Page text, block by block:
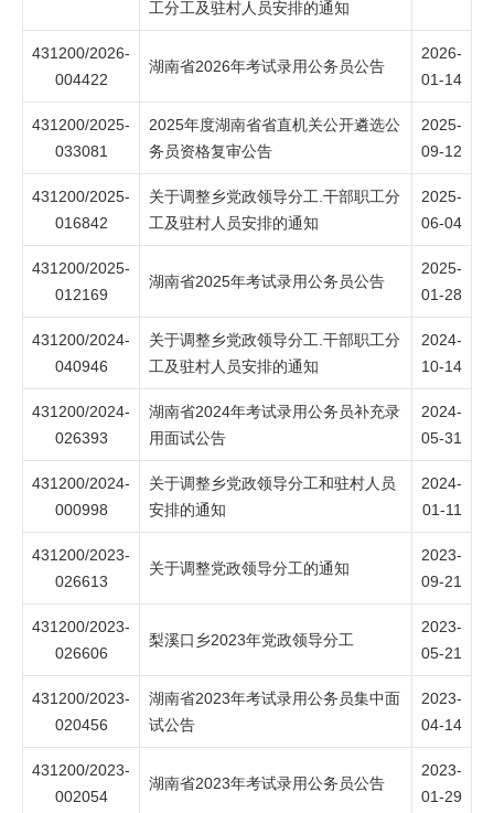
工分工及驻村人员安排的通知
431200/2026-
004422
湖南省2026年考试录用公务员公告
2026-
01-14
431200/2025-
033081
2025年度湖南省省直机关公开遴选公
务员资格复审公告
2025-
09-12
431200/2025-
016842
关于调整乡党政领导分工.干部职工分
工及驻村人员安排的通知
2025-
06-04
431200/2025-
012169
湖南省2025年考试录用公务员公告
2025-
01-28
431200/2024-
040946
关于调整乡党政领导分工.干部职工分
工及驻村人员安排的通知
2024-
10-14
431200/2024-
026393
湖南省2024年考试录用公务员补充录
用面试公告
2024-
05-31
431200/2024-
000998
关于调整乡党政领导分工和驻村人员
安排的通知
2024-
01-11
431200/2023-
026613
关于调整党政领导分工的通知
2023-
09-21
431200/2023-
026606
梨溪口乡2023年党政领导分工
2023-
05-21
431200/2023-
020456
湖南省2023年考试录用公务员集中面
试公告
2023-
04-14
431200/2023-
002054
湖南省2023年考试录用公务员公告
2023-
01-29